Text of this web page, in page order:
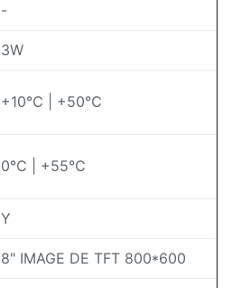
-
3W
+10℃ | +50℃
0℃ | +55℃
Y
8" IMAGE DE TFT 800*600